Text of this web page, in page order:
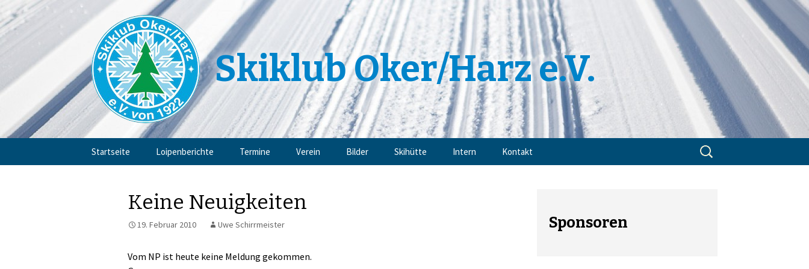
Skiklub Oker/Harz e.V.
Startseite Loipenberichte Termine Verein
Trainingsangebote
Sponsoren
Bilder Skihütte Intern Kontakt
Suchen
nach:
Keine Neuigkeiten
19. Februar 2010 Uwe Schirrmeister
Vom NP ist heute keine Meldung gekommen.
Sponsoren